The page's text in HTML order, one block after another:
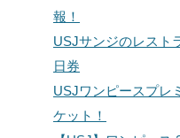
報！
USJサンジのレスト
日券
USJワンピースプレ
ケット！